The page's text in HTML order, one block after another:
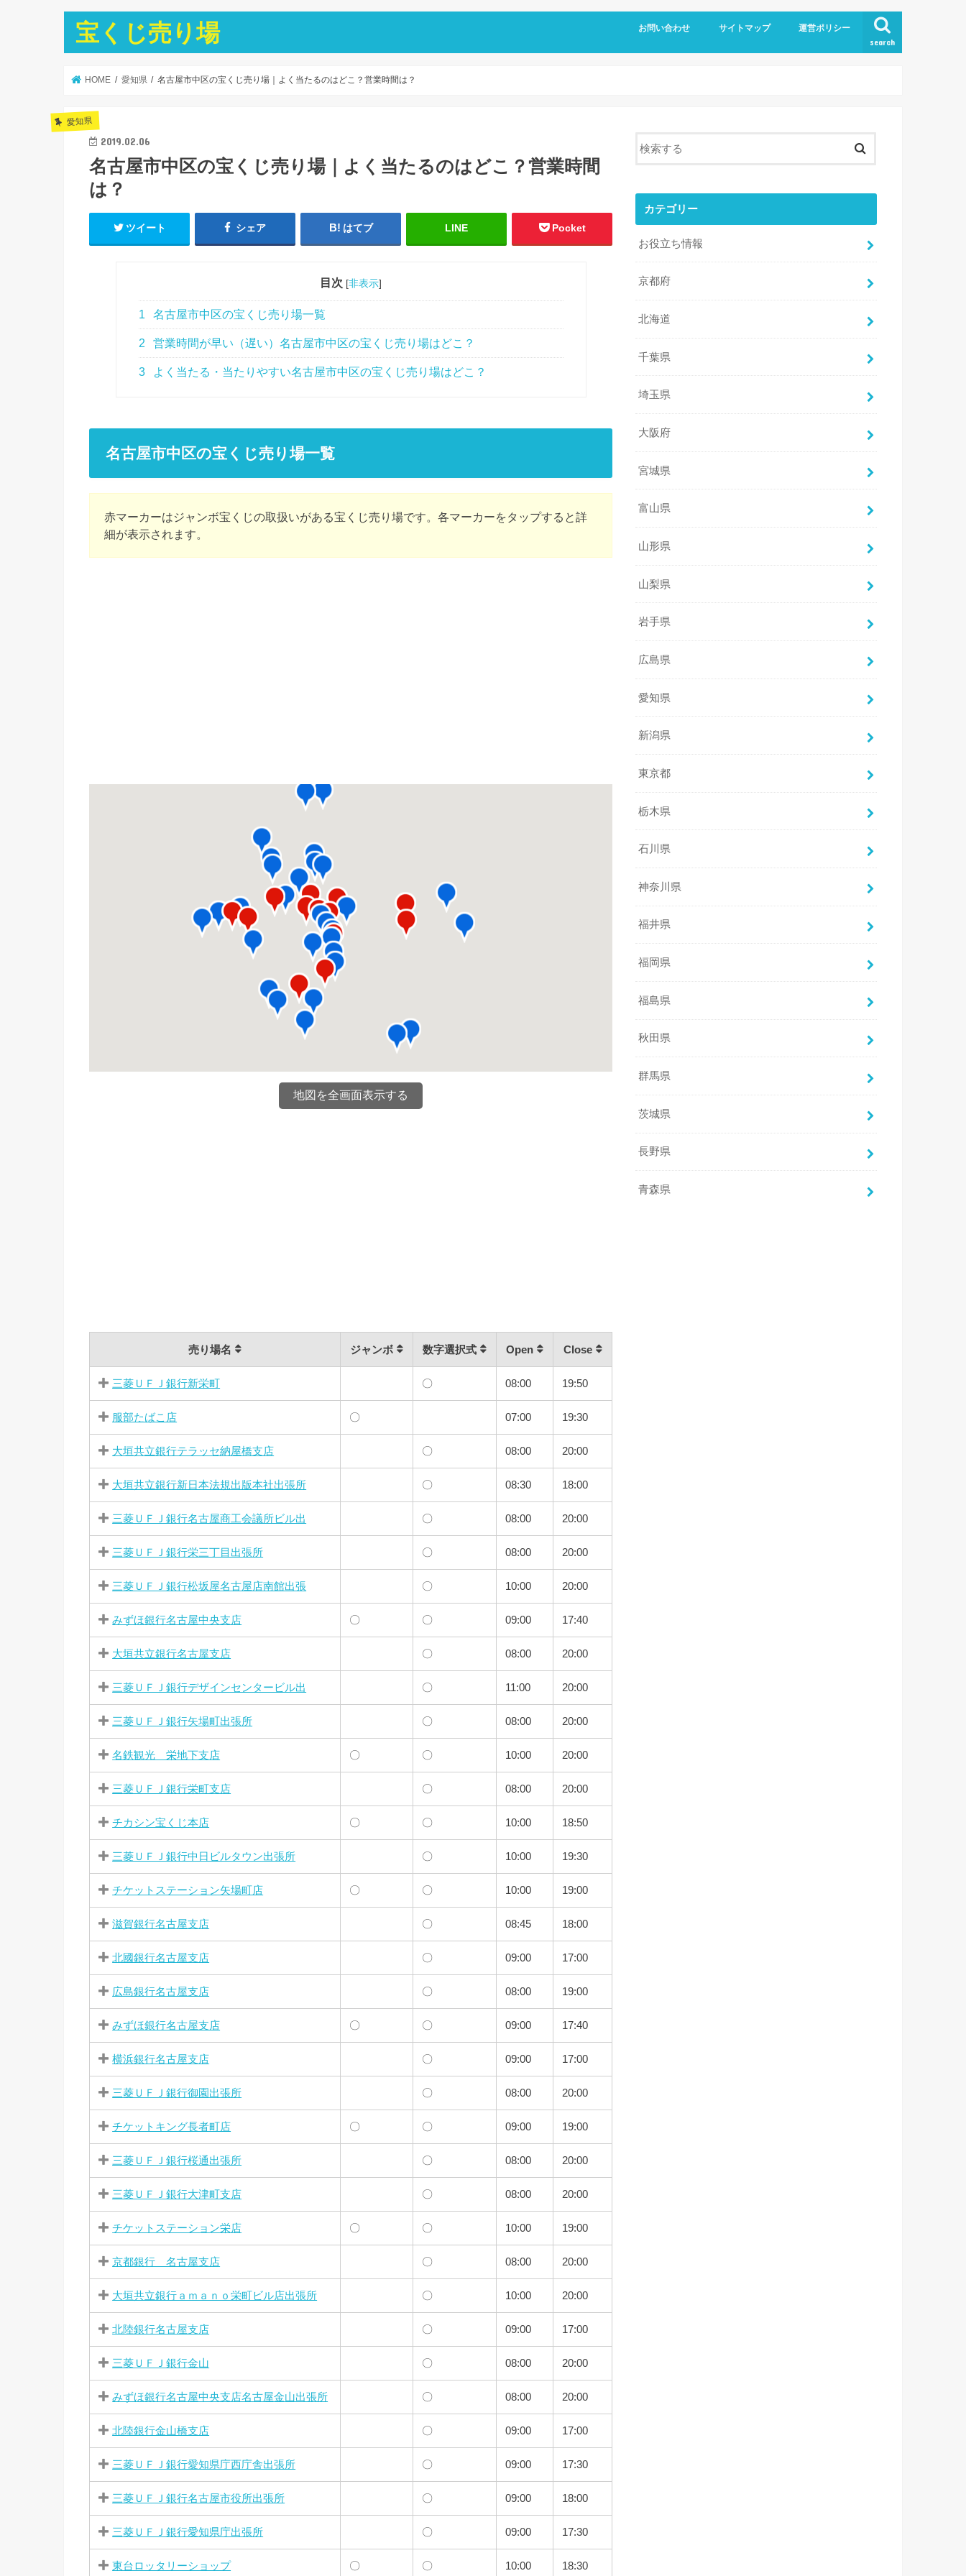
宝くじ売り場 search
お問い合わせ サイトマップ 運営ポリシー
HOME 愛知県 名古屋市中区の宝くじ売り場｜よく当たるのはどこ？営業時間は？
愛知県
2019.02.06
名古屋市中区の宝くじ売り場｜よく当たるのはどこ？営業時間
は？
ツイート シェア はてブ LINE Pocket
目次 [非表示]
1 名古屋市中区の宝くじ売り場一覧
2 営業時間が早い（遅い）名古屋市中区の宝くじ売り場はどこ？
3 よく当たる・当たりやすい名古屋市中区の宝くじ売り場はどこ？
名古屋市中区の宝くじ売り場一覧
赤マーカーはジャンボ宝くじの取扱いがある宝くじ売り場です。各マーカーをタップすると詳
細が表示されます。
売り場名 ジャンボ 数字選択式 Open Close
三菱ＵＦＪ銀行新栄町 〇 08:00 19:50
服部たばこ店 〇 07:00 19:30
大垣共立銀行テラッセ納屋橋支店 〇 08:00 20:00
大垣共立銀行新日本法規出版本社出張所 〇 08:30 18:00
三菱ＵＦＪ銀行名古屋商工会議所ビル出 〇 08:00 20:00
三菱ＵＦＪ銀行栄三丁目出張所 〇 08:00 20:00
三菱ＵＦＪ銀行松坂屋名古屋店南館出張 〇 10:00 20:00
みずほ銀行名古屋中央支店 〇 〇 09:00 17:40
大垣共立銀行名古屋支店 〇 08:00 20:00
三菱ＵＦＪ銀行デザインセンタービル出 〇 11:00 20:00
三菱ＵＦＪ銀行矢場町出張所 〇 08:00 20:00
名鉄観光 栄地下支店 〇 〇 10:00 20:00
三菱ＵＦＪ銀行栄町支店 〇 08:00 20:00
チカシン宝くじ本店 〇 〇 10:00 18:50
三菱ＵＦＪ銀行中日ビルタウン出張所 〇 10:00 19:30
チケットステーション矢場町店 〇 〇 10:00 19:00
滋賀銀行名古屋支店 〇 08:45 18:00
北國銀行名古屋支店 〇 09:00 17:00
広島銀行名古屋支店 〇 08:00 19:00
みずほ銀行名古屋支店 〇 〇 09:00 17:40
横浜銀行名古屋支店 〇 09:00 17:00
三菱ＵＦＪ銀行御園出張所 〇 08:00 20:00
チケットキング長者町店 〇 〇 09:00 19:00
三菱ＵＦＪ銀行桜通出張所 〇 08:00 20:00
三菱ＵＦＪ銀行大津町支店 〇 08:00 20:00
チケットステーション栄店 〇 〇 10:00 19:00
京都銀行 名古屋支店 〇 08:00 20:00
大垣共立銀行ａｍａｎｏ栄町ビル店出張所 〇 10:00 20:00
北陸銀行名古屋支店 〇 09:00 17:00
三菱ＵＦＪ銀行金山 〇 08:00 20:00
みずほ銀行名古屋中央支店名古屋金山出張所 〇 08:00 20:00
北陸銀行金山橋支店 〇 09:00 17:00
三菱ＵＦＪ銀行愛知県庁西庁舎出張所 〇 09:00 17:30
三菱ＵＦＪ銀行名古屋市役所出張所 〇 09:00 18:00
三菱ＵＦＪ銀行愛知県庁出張所 〇 09:00 17:30
東台ロッタリーショップ 〇 〇 10:00 18:30
カテゴリー
お役立ち情報
京都府
北海道
千葉県
埼玉県
大阪府
宮城県
富山県
山形県
山梨県
岩手県
広島県
愛知県
新潟県
東京都
栃木県
石川県
神奈川県
福井県
福岡県
福島県
秋田県
群馬県
茨城県
長野県
青森県